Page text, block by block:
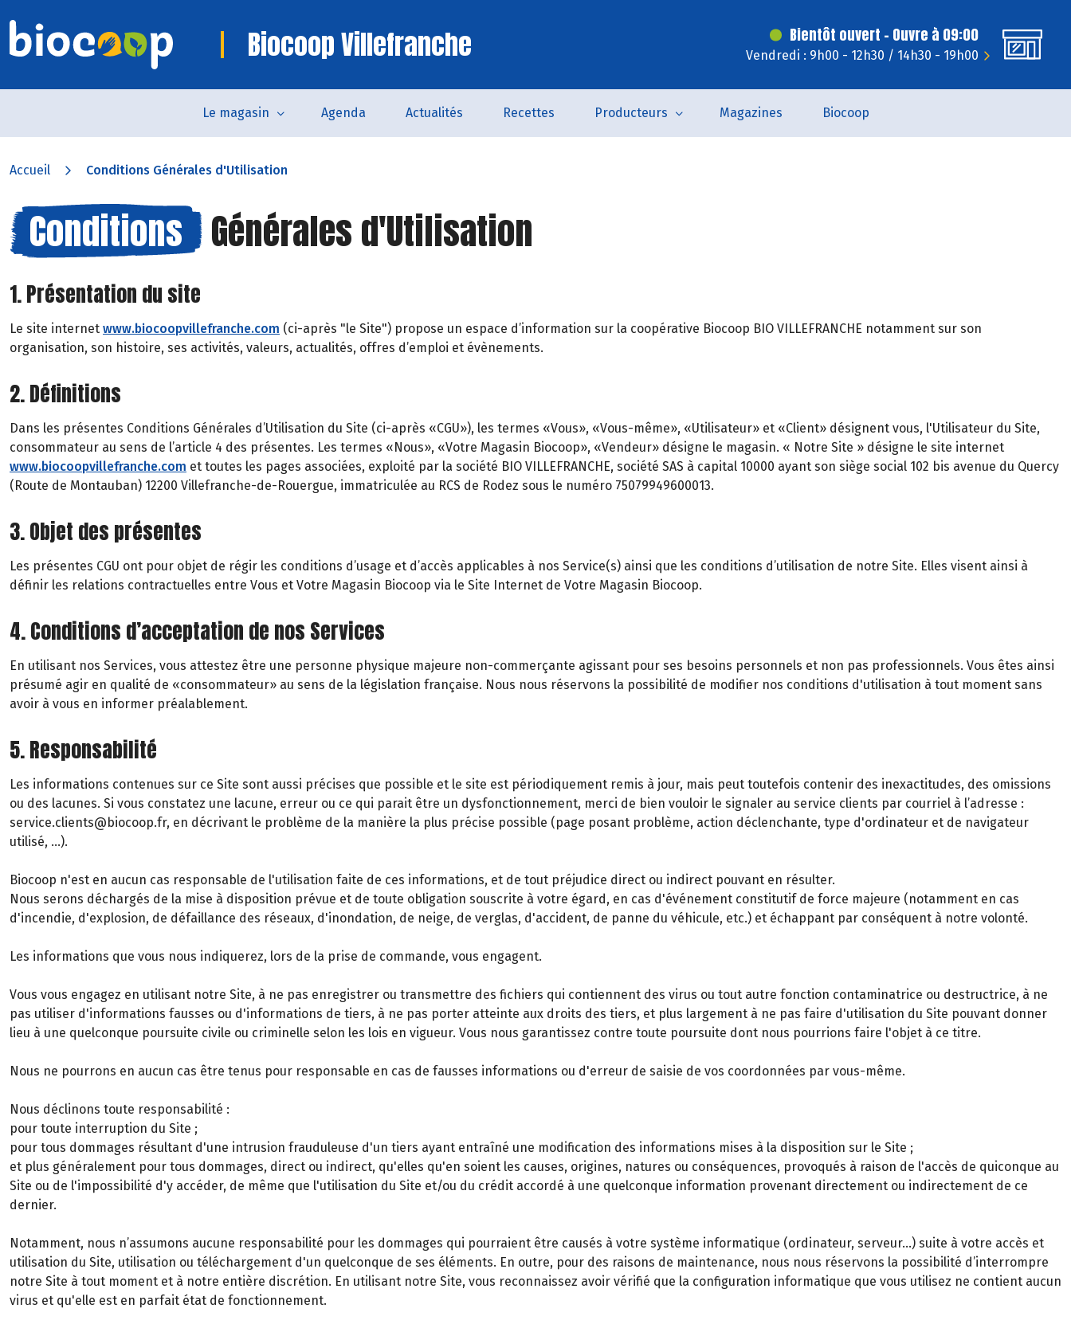
Biocoop Villefranche Bientôt ouvert - Ouvre à 09:00
Vendredi : 9h00 - 12h30 / 14h30 - 19h00
Le magasin Agenda Actualités Recettes Producteurs Magazines Biocoop
Accueil Conditions Générales d'Utilisation
Conditions Générales d'Utilisation
1. Présentation du site
Le site internet www.biocoopvillefranche.com (ci-après "le Site") propose un espace d’information sur la coopérative Biocoop BIO VILLEFRANCHE notamment sur son
organisation, son histoire, ses activités, valeurs, actualités, offres d’emploi et évènements.
2. Définitions
Dans les présentes Conditions Générales d’Utilisation du Site (ci-après «CGU»), les termes «Vous», «Vous-même», «Utilisateur» et «Client» désignent vous, l'Utilisateur du Site,
consommateur au sens de l’article 4 des présentes. Les termes «Nous», «Votre Magasin Biocoop», «Vendeur» désigne le magasin. « Notre Site » désigne le site internet
www.biocoopvillefranche.com et toutes les pages associées, exploité par la société BIO VILLEFRANCHE, société SAS à capital 10000 ayant son siège social 102 bis avenue du Quercy
(Route de Montauban) 12200 Villefranche-de-Rouergue, immatriculée au RCS de Rodez sous le numéro 75079949600013.
3. Objet des présentes
Les présentes CGU ont pour objet de régir les conditions d’usage et d’accès applicables à nos Service(s) ainsi que les conditions d’utilisation de notre Site. Elles visent ainsi à
définir les relations contractuelles entre Vous et Votre Magasin Biocoop via le Site Internet de Votre Magasin Biocoop.
4. Conditions d’acceptation de nos Services
En utilisant nos Services, vous attestez être une personne physique majeure non-commerçante agissant pour ses besoins personnels et non pas professionnels. Vous êtes ainsi
présumé agir en qualité de «consommateur» au sens de la législation française. Nous nous réservons la possibilité de modifier nos conditions d'utilisation à tout moment sans
avoir à vous en informer préalablement.
5. Responsabilité
Les informations contenues sur ce Site sont aussi précises que possible et le site est périodiquement remis à jour, mais peut toutefois contenir des inexactitudes, des omissions
ou des lacunes. Si vous constatez une lacune, erreur ou ce qui parait être un dysfonctionnement, merci de bien vouloir le signaler au service clients par courriel à l’adresse :
service.clients@biocoop.fr, en décrivant le problème de la manière la plus précise possible (page posant problème, action déclenchante, type d'ordinateur et de navigateur
utilisé, …).
Biocoop n'est en aucun cas responsable de l'utilisation faite de ces informations, et de tout préjudice direct ou indirect pouvant en résulter.
Nous serons déchargés de la mise à disposition prévue et de toute obligation souscrite à votre égard, en cas d'événement constitutif de force majeure (notamment en cas
d'incendie, d'explosion, de défaillance des réseaux, d'inondation, de neige, de verglas, d'accident, de panne du véhicule, etc.) et échappant par conséquent à notre volonté.
Les informations que vous nous indiquerez, lors de la prise de commande, vous engagent.
Vous vous engagez en utilisant notre Site, à ne pas enregistrer ou transmettre des fichiers qui contiennent des virus ou tout autre fonction contaminatrice ou destructrice, à ne
pas utiliser d'informations fausses ou d'informations de tiers, à ne pas porter atteinte aux droits des tiers, et plus largement à ne pas faire d'utilisation du Site pouvant donner
lieu à une quelconque poursuite civile ou criminelle selon les lois en vigueur. Vous nous garantissez contre toute poursuite dont nous pourrions faire l'objet à ce titre.
Nous ne pourrons en aucun cas être tenus pour responsable en cas de fausses informations ou d'erreur de saisie de vos coordonnées par vous-même.
Nous déclinons toute responsabilité :
pour toute interruption du Site ;
pour tous dommages résultant d'une intrusion frauduleuse d'un tiers ayant entraîné une modification des informations mises à la disposition sur le Site ;
et plus généralement pour tous dommages, direct ou indirect, qu'elles qu'en soient les causes, origines, natures ou conséquences, provoqués à raison de l'accès de quiconque au
Site ou de l'impossibilité d'y accéder, de même que l'utilisation du Site et/ou du crédit accordé à une quelconque information provenant directement ou indirectement de ce
dernier.
Notamment, nous n’assumons aucune responsabilité pour les dommages qui pourraient être causés à votre système informatique (ordinateur, serveur…) suite à votre accès et
utilisation du Site, utilisation ou téléchargement d'un quelconque de ses éléments. En outre, pour des raisons de maintenance, nous nous réservons la possibilité d’interrompre
notre Site à tout moment et à notre entière discrétion. En utilisant notre Site, vous reconnaissez avoir vérifié que la configuration informatique que vous utilisez ne contient aucun
virus et qu'elle est en parfait état de fonctionnement.